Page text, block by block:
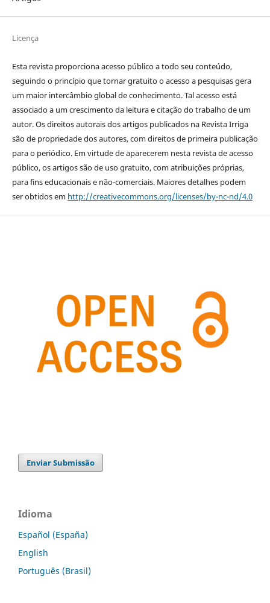
Licença
Esta revista proporciona acesso público a todo seu conteúdo,
seguindo o princípio que tornar gratuito o acesso a pesquisas gera
um maior intercâmbio global de conhecimento. Tal acesso está
associado a um crescimento da leitura e citação do trabalho de um
autor. Os direitos autorais dos artigos publicados na Revista Irriga
são de propriedade dos autores, com direitos de primeira publicação
para o periódico. Em virtude de aparecerem nesta revista de acesso
público, os artigos são de uso gratuito, com atribuições próprias,
para fins educacionais e não-comerciais. Maiores detalhes podem
ser obtidos em http://creativecommons.org/licenses/by-nc-nd/4.0
Enviar Submissão
Idioma
Español (España)
English
Português (Brasil)